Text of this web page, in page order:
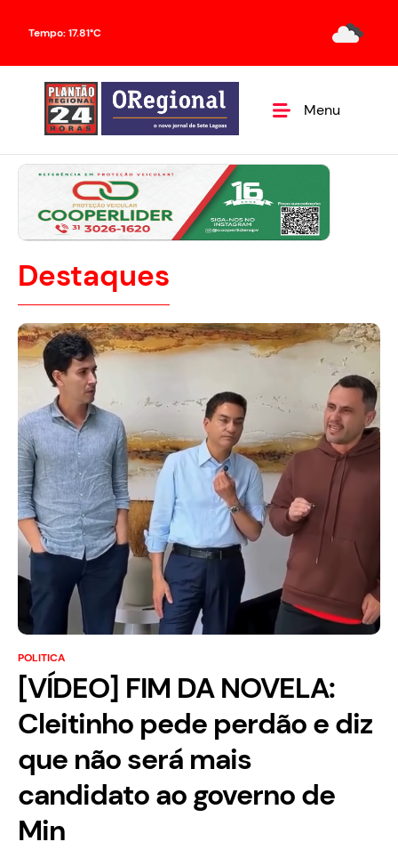
Tempo: 17.81°C
Menu
Destaques
POLITICA
[VÍDEO] FIM DA NOVELA:
Cleitinho pede perdão e diz
que não será mais
candidato ao governo de
Min